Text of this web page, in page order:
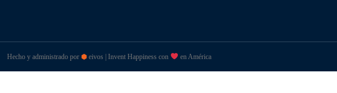
Hecho y administrado por⬢ eivos | Invent Happiness con en América